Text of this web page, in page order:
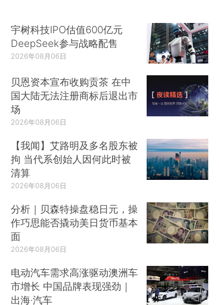
宇树科技IPO估值600亿元
DeepSeek参与战略配售
2026年08月06日
贝恩资本宣布收购贡茶 在中
国大陆无法注册商标后退出市
场
2026年08月06日
【我闻】艾路明及多名股东被
拘 当代系创始人因何此时被
清算
2026年08月06日
分析｜贝森特操盘稳日元，操
作巧思能否撬动美日货币基本
面
2026年08月06日
电动汽车需求高涨驱动澳洲车
市增长 中国品牌表现强劲｜
出海·汽车